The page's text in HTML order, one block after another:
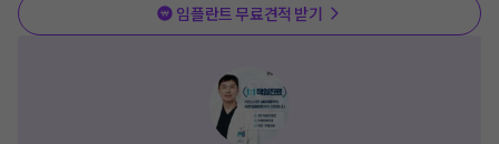
임플란트 무료견적 받기